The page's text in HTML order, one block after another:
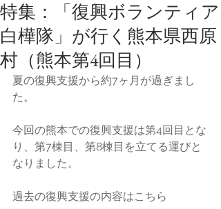
特集：「復興ボランティア
白樺隊」が行く熊本県西原
村（熊本第4回目）
夏の復興支援から約7ヶ月が過ぎまし
た。
今回の熊本での復興支援は第4回目とな
り、第7棟目、第8棟目を立てる運びと
なりました。
過去の復興支援の内容はこちら